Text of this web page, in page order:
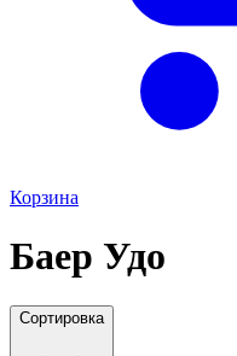
Корзина
Баер Удо
Сортировка